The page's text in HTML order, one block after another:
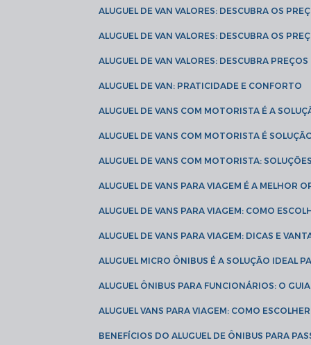
ALUGUEL DE VAN VALORES: DESCUBRA OS
ALUGUEL DE VAN VALORES: DESCUBRA OS
ALUGUEL DE VAN VALORES: DESCUBRA
ALUGUEL DE VAN: PRATICIDADE E CONFORTO
ALUGUEL DE VANS COM MOTORISTA É A
ALUGUEL DE VANS COM MOTORISTA É
ALUGUEL DE VANS COM MOTORISTA:
ALUGUEL DE VANS PARA VIAGEM É A MELHOR
ALUGUEL DE VANS PARA VIAGEM: COMO
ALUGUEL DE VANS PARA VIAGEM: DICAS E
ALUGUEL MICRO ÔNIBUS É A SOLUÇÃO IDEAL
ALUGUEL ÔNIBUS PARA FUNCIONÁRIOS: O
ALUGUEL VANS PARA VIAGEM: COMO
BENEFÍCIOS DO ALUGUEL DE ÔNIBUS PARA